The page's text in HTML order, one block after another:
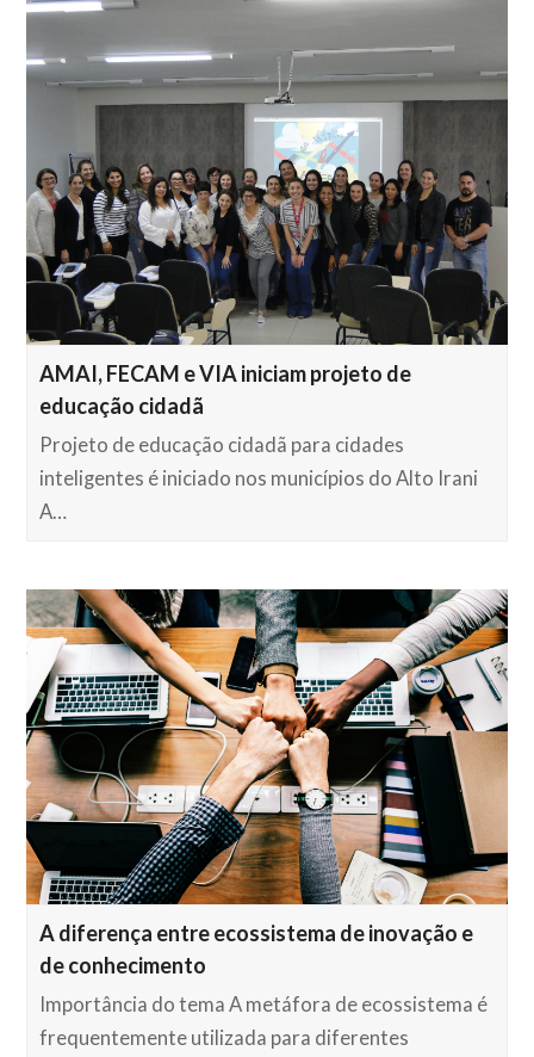
AMAI, FECAM e VIA iniciam projeto de
educação cidadã
Projeto de educação cidadã para cidades
inteligentes é iniciado nos municípios do Alto Irani
A…
A diferença entre ecossistema de inovação e
de conhecimento
Importância do tema A metáfora de ecossistema é
frequentemente utilizada para diferentes